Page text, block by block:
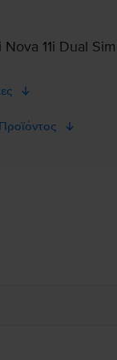
11i Dual
πληροφορίες